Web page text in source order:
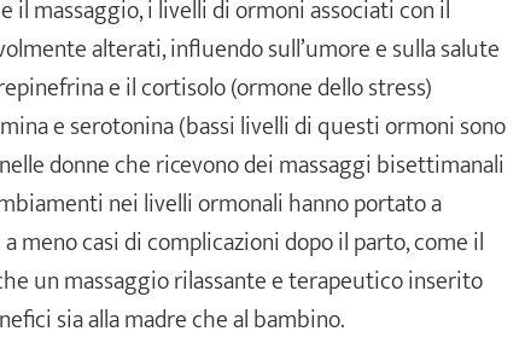
massaggio, i livelli di ormoni associati con il
alterati, influendo sull’umore e sulla salute
e il cortisolo (ormone dello stress)
e serotonina (bassi livelli di questi ormoni sono
donne che ricevono dei massaggi bisettimanali
nei livelli ormonali hanno portato a
meno casi di complicazioni dopo il parto, come il
un massaggio rilassante e terapeutico inserito
sia alla madre che al bambino.